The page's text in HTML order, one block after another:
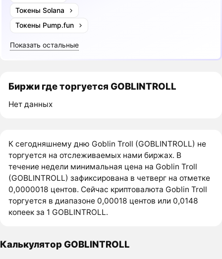
Токены Solana
Токены Pump.fun
Показать остальные
Биржи где торгуется GOBLINTROLL
Нет данных
К сегодняшнему дню Goblin Troll (GOBLINTROLL) не
торгуется на отслеживаемых нами биржах. В
течение недели минимальная цена на Goblin Troll
(GOBLINTROLL) зафиксирована в четверг на отметке
0,0000018 центов. Сейчас криптовалюта Goblin Troll
торгуется в диапазоне 0,00018 центов или 0,0148
копеек за 1 GOBLINTROLL.
Калькулятор GOBLINTROLL